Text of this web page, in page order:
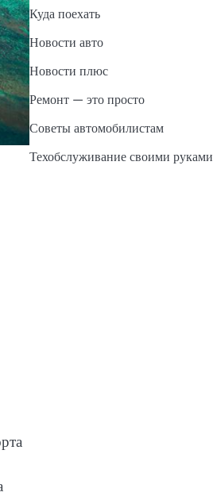
Куда поехать
Новости авто
Новости плюс
Ремонт — это просто
Советы автомобилистам
Техобслуживание своими руками